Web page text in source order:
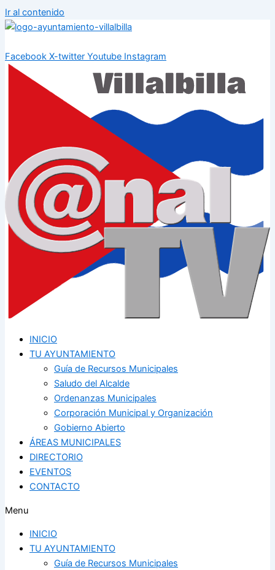
Ir al contenido
Facebook X-twitter Youtube Instagram
INICIO
TU AYUNTAMIENTO
Guía de Recursos Municipales
Saludo del Alcalde
Ordenanzas Municipales
Corporación Municipal y Organización
Gobierno Abierto
ÁREAS MUNICIPALES
DIRECTORIO
EVENTOS
CONTACTO
Menu
INICIO
TU AYUNTAMIENTO
Guía de Recursos Municipales